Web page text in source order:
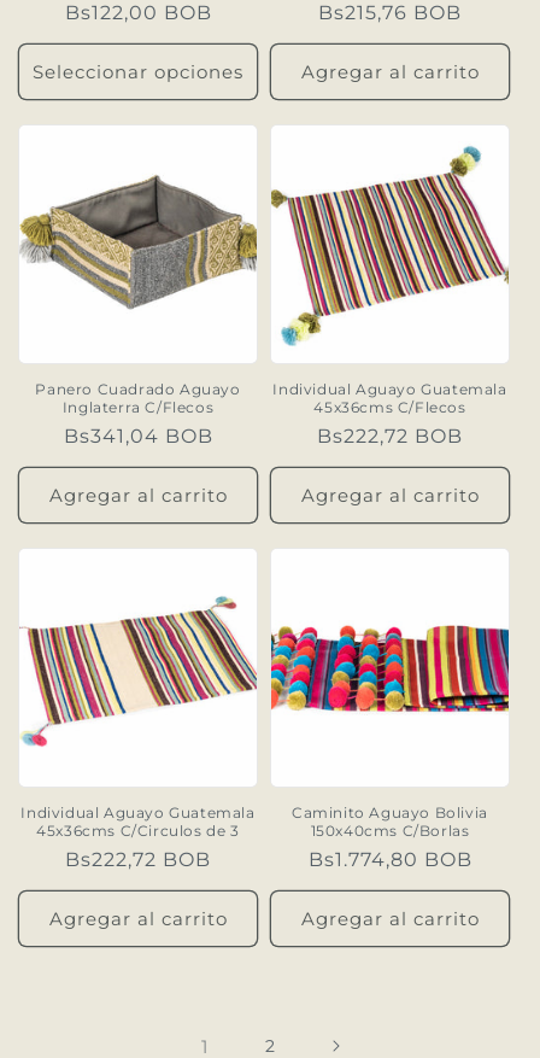
Precio
habitual
Bs122,00 BOB
Seleccionar opciones
Precio
habitual
Bs215,76 BOB
Agregar al carrito
Panero Cuadrado Aguayo
Inglaterra C/Flecos
Precio
habitual
Bs341,04 BOB
Agregar al carrito
Individual Aguayo Guatemala
45x36cms C/Flecos
Precio
habitual
Bs222,72 BOB
Agregar al carrito
Individual Aguayo Guatemala
45x36cms C/Circulos de 3
Precio
habitual
Bs222,72 BOB
Agregar al carrito
Caminito Aguayo Bolivia
150x40cms C/Borlas
Precio
habitual
Bs1.774,80 BOB
Agregar al carrito
1 2